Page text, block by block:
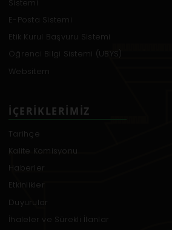
Sistemi
E-Posta Sistemi
Etik Kurul Başvuru Sistemi
Öğrenci Bilgi Sistemi (UBYS)
Websitem
İÇERIKLERIMIZ
Tarihçe
Kalite Komisyonu
Haberler
Etkinlikler
Duyurular
İhaleler ve Sürekli İlanlar